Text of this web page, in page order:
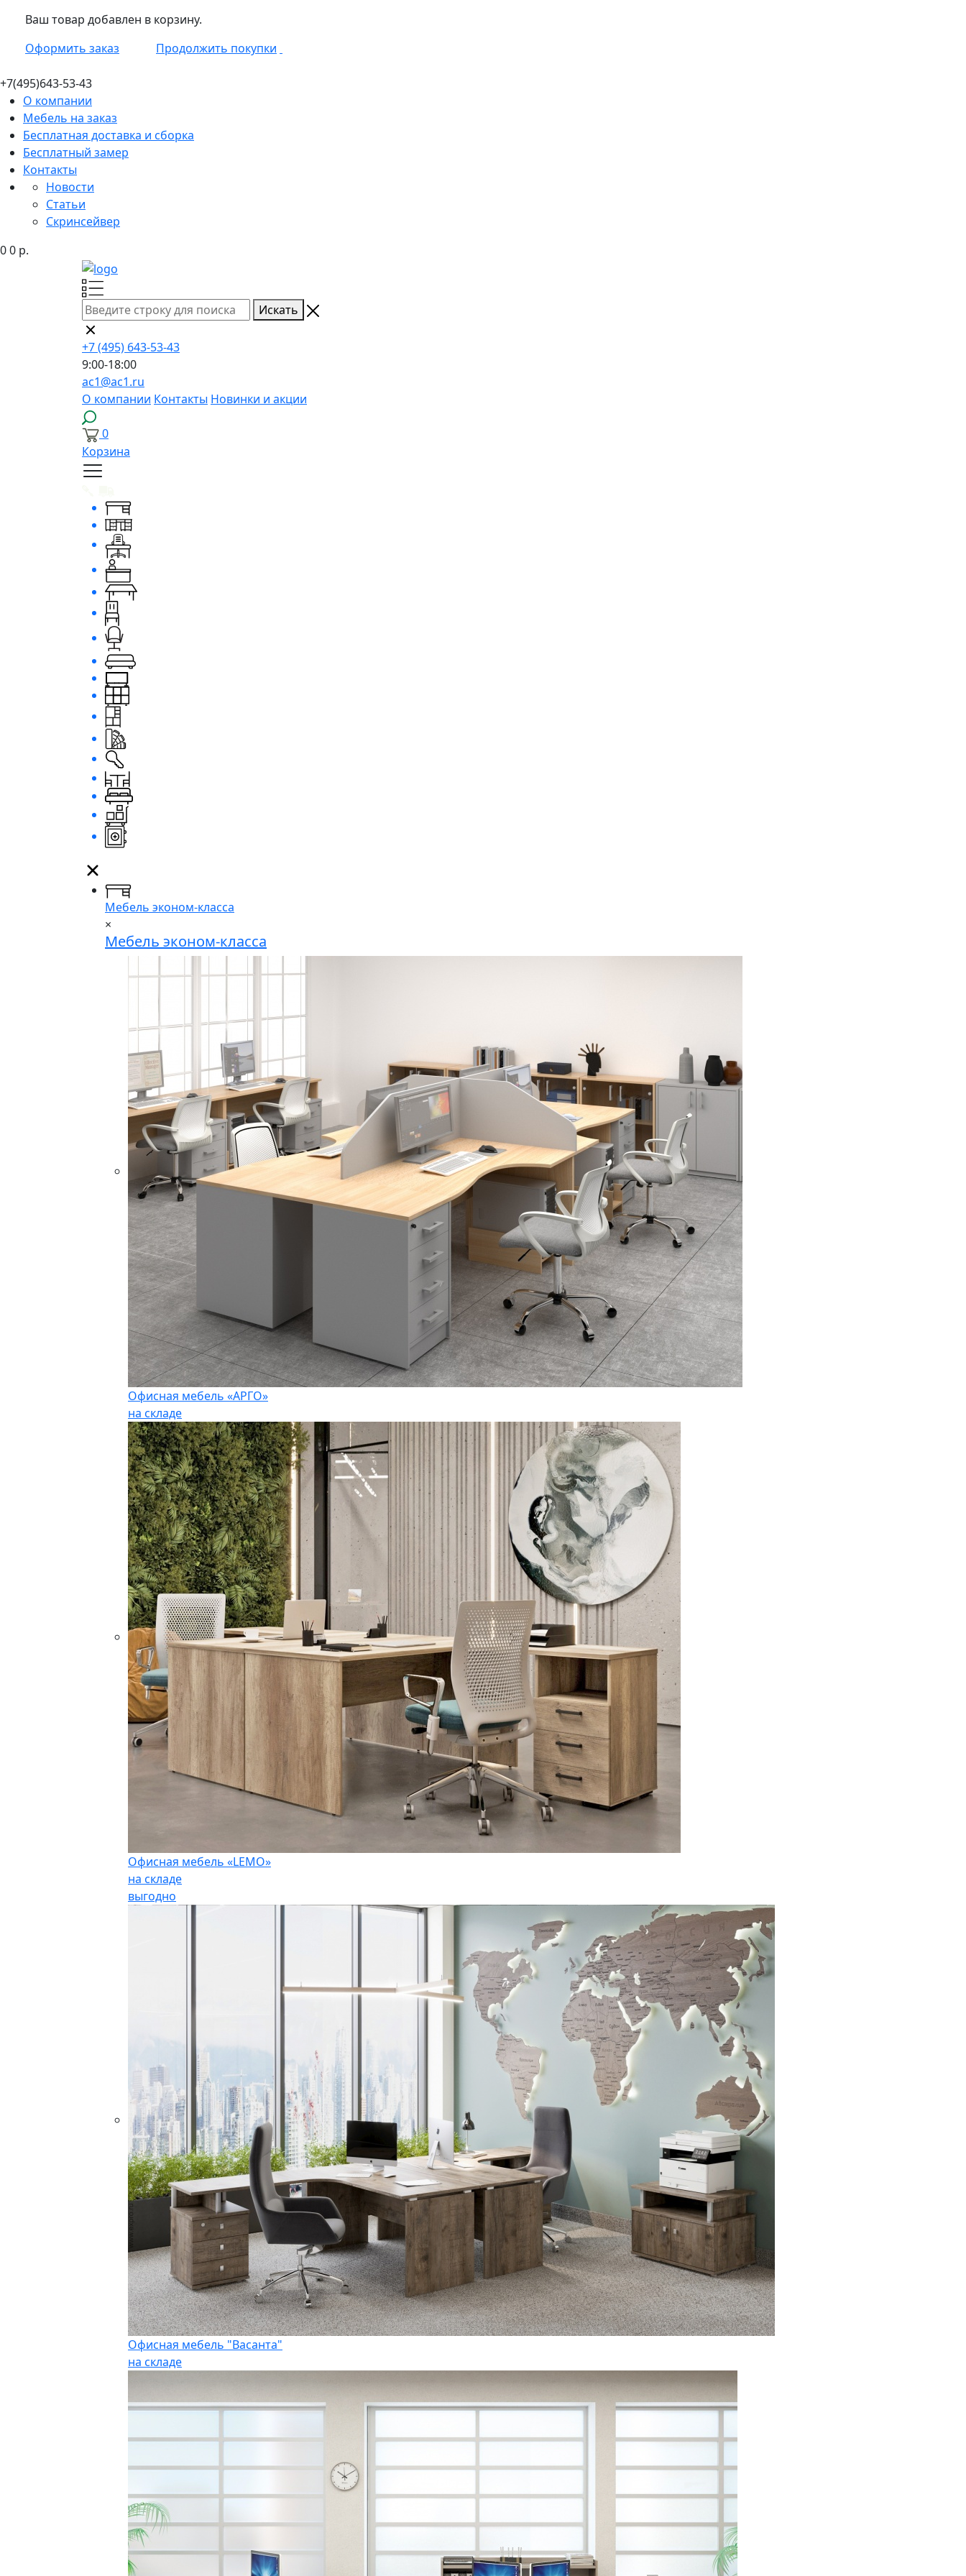
Ваш товар добавлен в корзину.
Оформить заказ
Продолжить покупки
+7(495)643-53-43
О компании
Мебель на заказ
Бесплатная доставка и сборка
Бесплатный замер
Контакты
Новости
Статьи
Скринсейвер
00 р.
Искать
+7 (495) 643-53-43
9:00-18:00
ac1@ac1.ru
О компании Контакты Новинки и акции
0
Корзина
Мебель эконом-класса
×
Мебель эконом-класса
Офисная мебель «АРГО»
на складе
Офисная мебель «LEMO»
на складе
выгодно
Офисная мебель "Васанта"
на складе